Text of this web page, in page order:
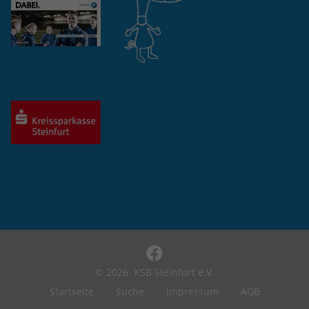
© 2026 KSB Steinfurt e.V.
Startseite
Suche Impressum AGB
eines Analyseberichts darüber, wie es
der Website geht. Die erhobenen Daten
umfassen die Anzahl der Besucher, die
Quelle, aus der sie stammen, und die
Seiten in anonymisierter Form.
Anbieter